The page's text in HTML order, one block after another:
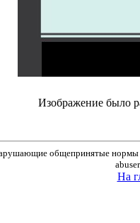
Изображение было
общепринятые нормы
На